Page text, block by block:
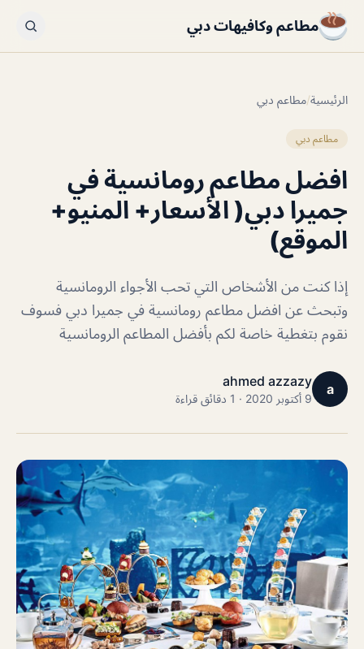
مطاعم وكافيهات دبي
الرئيسية/مطاعم دبي
مطاعم دبي
افضل مطاعم رومانسية في
جميرا دبي( الأسعار+ المنيو+
الموقع)
إذا كنت من الأشخاص التي تحب الأجواء الرومانسية
وتبحث عن افضل مطاعم رومانسية في جميرا دبي فسوف
نقوم بتغطية خاصة لكم بأفضل المطاعم الرومانسية
a
ahmed azzazy
9 أكتوبر 2020 · 1 دقائق قراءة